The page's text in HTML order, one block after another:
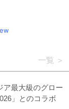
一覧
ア最大級のグロー
」とのコラボ